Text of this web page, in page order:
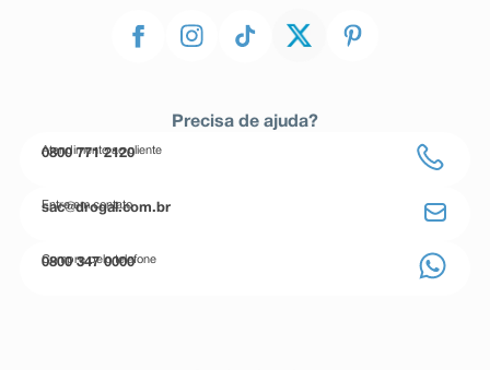
Precisa de ajuda?
Atendimento ao cliente
0800 771 2120
Entre em contato
sac@drogal.com.br
Compre pelo telefone
0800 347 0000